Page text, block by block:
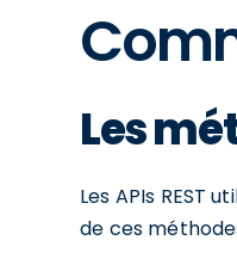
Les
Les APIs REST
de ces